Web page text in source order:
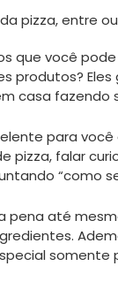
pizza, entre
que você
produtos?
casa fazendo
para
pizza, falar
“como
pena até
somente